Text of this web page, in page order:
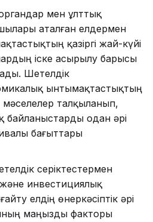
мен ұлттық
аталған елдермен
қазіргі жай-күйі
іске асырылу барысы
Шетелдік
ынтымақтастықтың
мәселелер талқыланып,
байланыстарды одан әрі
бағыттары
серіктестермен
инвестициялық
елдің өнеркәсіптік әрі
маңызды факторы